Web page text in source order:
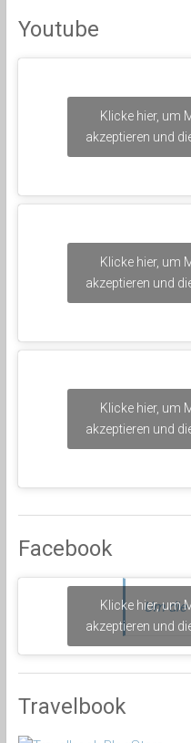
Youtube
Klicke hier, um
akzeptieren und
Klicke hier, um
akzeptieren und
Klicke hier, um
akzeptieren und
Facebook
Um
Klicke hier, um
akzeptieren und
Travelbook